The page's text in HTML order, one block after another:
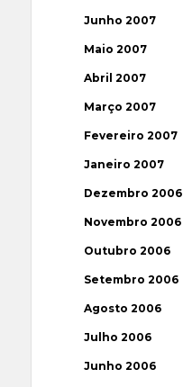
Junho 2007
Maio 2007
Abril 2007
Março 2007
Fevereiro 2007
Janeiro 2007
Dezembro 2006
Novembro 2006
Outubro 2006
Setembro 2006
Agosto 2006
Julho 2006
Junho 2006